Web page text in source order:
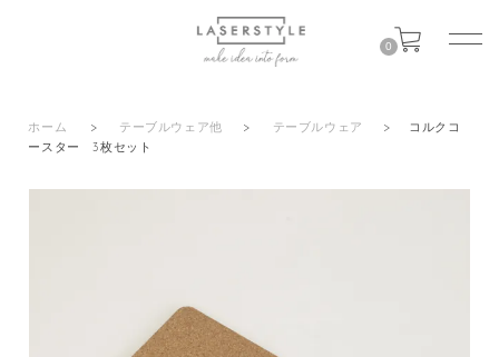
0
ホーム > テーブルウェア他 > テーブルウェア >
コルクコ
ースター 3枚セット